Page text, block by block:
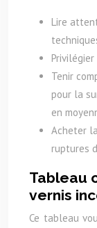
Lire
Tenir
pour la
en
Acheter
ruptures
Tableau
vernis
Ce tableau